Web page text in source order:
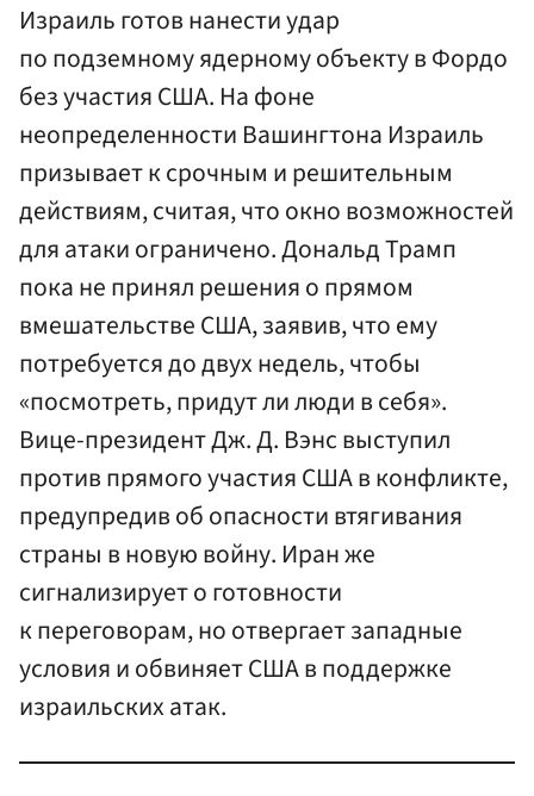
Израиль готов нанести удар
по подземному ядерному объекту в Фордо
без участия США. На фоне
неопределенности Вашингтона Израиль
призывает к срочным и решительным
действиям, считая, что окно возможностей
для атаки ограничено. Дональд Трамп
пока не принял решения о прямом
вмешательстве США, заявив, что ему
потребуется до двух недель, чтобы
«посмотреть, придут ли люди в себя».
Вице-президент Дж. Д. Вэнс выступил
против прямого участия США в конфликте,
предупредив об опасности втягивания
страны в новую войну. Иран же
сигнализирует о готовности
к переговорам, но отвергает западные
условия и обвиняет США в поддержке
израильских атак.